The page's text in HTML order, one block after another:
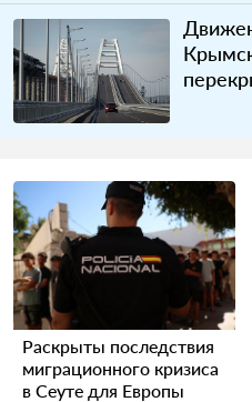
Раскрыты последствия
миграционного кризиса
в Сеуте для Европы